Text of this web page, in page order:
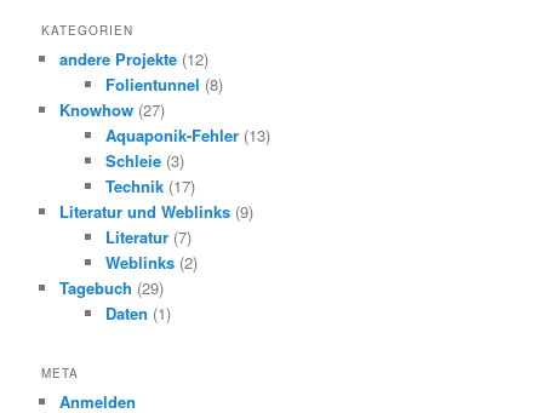
KATEGORIEN
andere Projekte (12)
Folientunnel (8)
Knowhow (27)
Aquaponik-Fehler(13)
Schleie(3)
Technik(17)
Literatur und Weblinks (9)
Literatur(7)
Weblinks(2)
Tagebuch (29)
Daten (1)
META
Anmelden